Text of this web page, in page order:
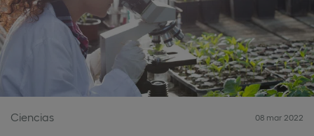
Ciencias 08 mar 2022